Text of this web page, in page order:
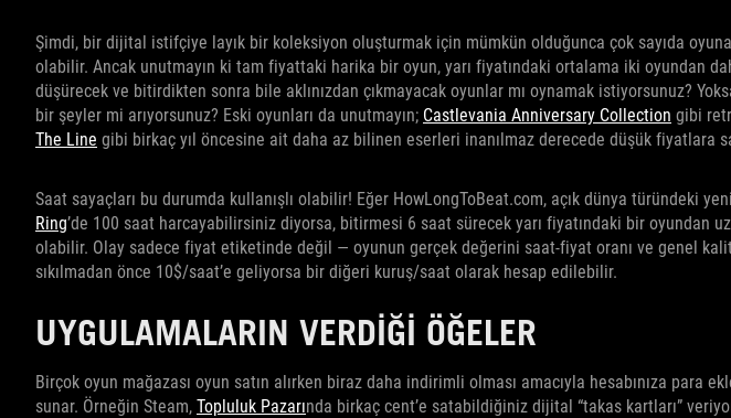
Şimdi, bir dijital istifçiye layık bir koleksiyon oluşturmak için mümkün olduğunca çok sayıda
olabilir. Ancak unutmayın ki tam fiyattaki harika bir oyun, yarı fiyatındaki ortalama iki oyundan
düşürecek ve bitirdikten sonra bile aklınızdan çıkmayacak oyunlar mı oynamak istiyorsunuz?
bir şeyler mi arıyorsunuz? Eski oyunları da unutmayın; Castlevania Anniversary Collection gibi
The Line gibi birkaç yıl öncesine ait daha az bilinen eserleri inanılmaz derecede düşük fiyatlara
Saat sayaçları bu durumda kullanışlı olabilir! Eğer HowLongToBeat.com, açık dünya türündeki
Ring’de 100 saat harcayabilirsiniz diyorsa, bitirmesi 6 saat sürecek yarı fiyatındaki bir oyundan
olabilir. Olay sadece fiyat etiketinde değil — oyunun gerçek değerini saat-fiyat oranı ve genel
sıkılmadan önce 10$/saat’e geliyorsa bir diğeri kuruş/saat olarak hesap edilebilir.
UYGULAMALARIN VERDIĞI ÖĞELER
Birçok oyun mağazası oyun satın alırken biraz daha indirimli olması amacıyla hesabınıza para
sunar. Örneğin Steam, Topluluk Pazarında birkaç cent’e satabildiğiniz dijital “takas kartları”